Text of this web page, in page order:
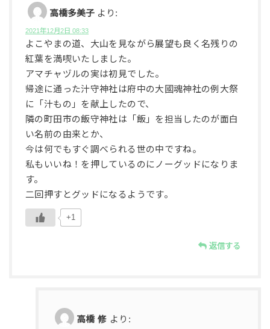
高橋多美子 より:
2021年12月2日 08:33
よこやまの道、大山を見ながら展望も良く名残りの
紅葉を満喫いたしました。
アマチャヅルの実は初見でした。
帰途に通った汁守神社は府中の大國魂神社の例大祭
に「汁もの」を献上したので、
隣の町田市の飯守神社は「飯」を担当したのが面白
い名前の由来とか、
今は何でもすぐ調べられる世の中ですね。
私もいいね！を押しているのにノーグッドになりま
す。
二回押すとグッドになるようです。
+1
返信する
高橋 修 より: